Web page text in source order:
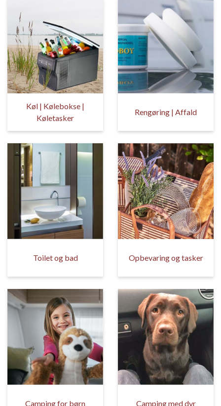
Køl | Kølebokse |
Køletasker
Rengøring | Affald
Toilet og bad Opbevaring og tasker
Camping for børn Camping med dyr